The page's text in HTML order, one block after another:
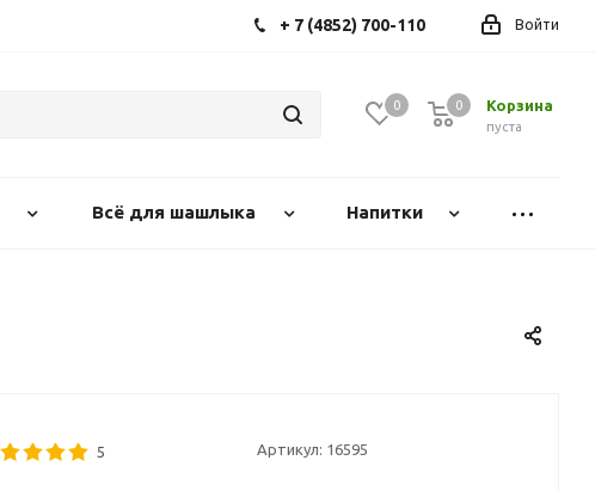
Войти
+ 7 (4852) 700-110
0 Корзина
0
пуста
0
Всё для шашлыка Напитки
5 Артикул: 16595